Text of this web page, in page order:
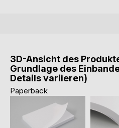
3D-Ansicht des
Grundlage des
Details variieren)
Paperback